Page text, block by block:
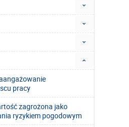
pracy
zagrożona jako
ryzykiem pogodowym